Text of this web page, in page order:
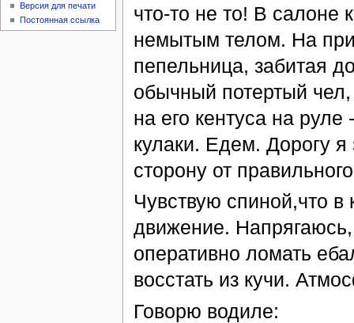
что-то не то! В салоне
немытым телом. На
пепельница, забитая
обычный потертый
на его кентуса на
кулаки. Едем. Дорогу я
сторону от
Чувствую спиной,что в
движение.
оперативно ломать
восстать из кучи.
Говорю водиле:
Версия для печати
Постоянная ссылка